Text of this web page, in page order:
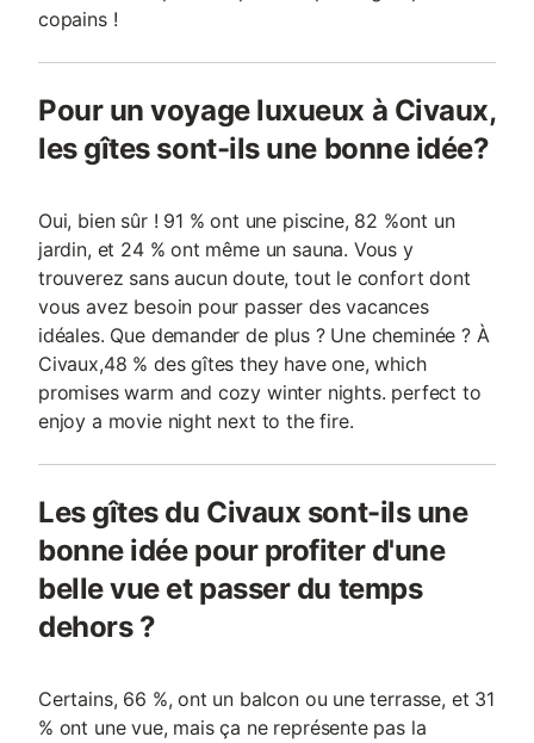
copains !
Pour un voyage luxueux à Civaux,
les gîtes sont-ils une bonne idée?
Oui, bien sûr ! 91 % ont une piscine, 82 %ont un
jardin, et 24 % ont même un sauna. Vous y
trouverez sans aucun doute, tout le confort dont
vous avez besoin pour passer des vacances
idéales. Que demander de plus ? Une cheminée ? À
Civaux,48 % des gîtes they have one, which
promises warm and cozy winter nights. perfect to
enjoy a movie night next to the fire.
Les gîtes du Civaux sont-ils une
bonne idée pour profiter d'une
belle vue et passer du temps
dehors ?
Certains, 66 %, ont un balcon ou une terrasse, et 31
% ont une vue, mais ça ne représente pas la